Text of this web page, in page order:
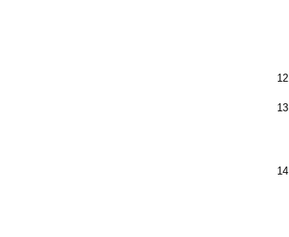
12.
13.
14.